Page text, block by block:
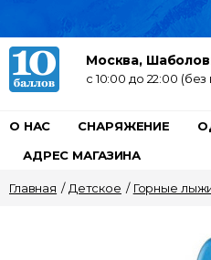
Москва,
c 10:00 до 22:00
О НАС СНАРЯЖЕНИЕ
АДРЕС МАГАЗИНА
Главная / Детское / Горные